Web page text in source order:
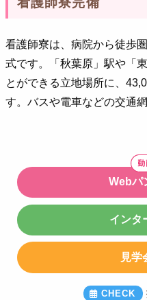
看護師寮は、病院から徒歩
式です。「秋葉原」駅や「
とができる立地場所に、
す。バスや電車などの交通
Webパ
インタ
見学